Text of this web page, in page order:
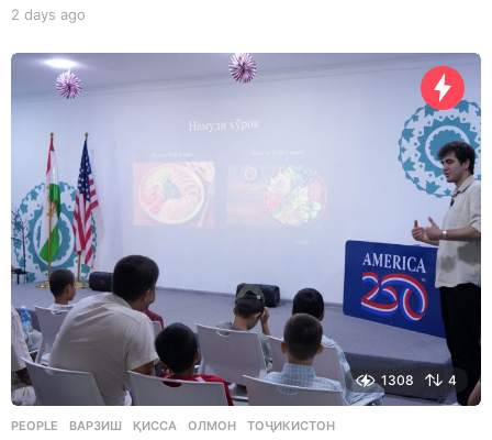
2 days ago
a
g
o
1308 4
PEOPLE ВАРЗИШ ,ҚИССА ,ОЛМОН ,ТОҶИКИСТОН